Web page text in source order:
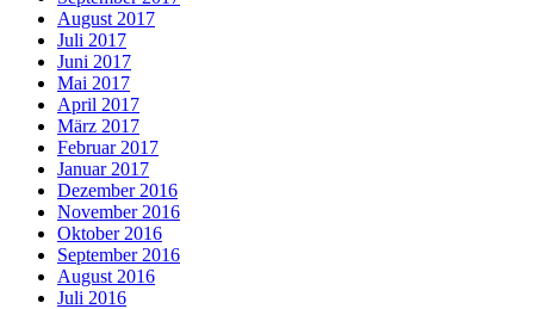
August 2017
Juli 2017
Juni 2017
Mai 2017
April 2017
März 2017
Februar 2017
Januar 2017
Dezember 2016
November 2016
Oktober 2016
September 2016
August 2016
Juli 2016